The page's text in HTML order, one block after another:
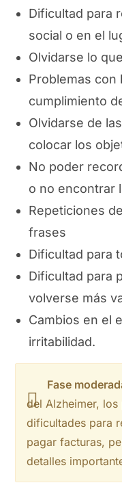
Dificultad para
social o en el
Olvidarse lo
Problemas con
cumplimiento
Olvidarse de
colocar los
No poder
o no encontrar
Repeticiones
frases
Dificultad para
Dificultad para
volverse más
Cambios en el
irritabilidad.
Fase
del Alzheimer,
dificultades para
pagar facturas,
detalles